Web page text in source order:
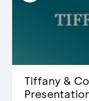
Tiffany &
Presentation